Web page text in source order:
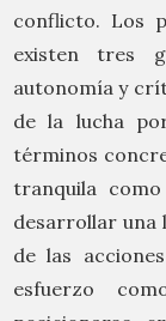
conflicto. Los
existen tres
autonomía y
de la lucha
términos
tranquila
desarrollar una
de las
esfuerzo